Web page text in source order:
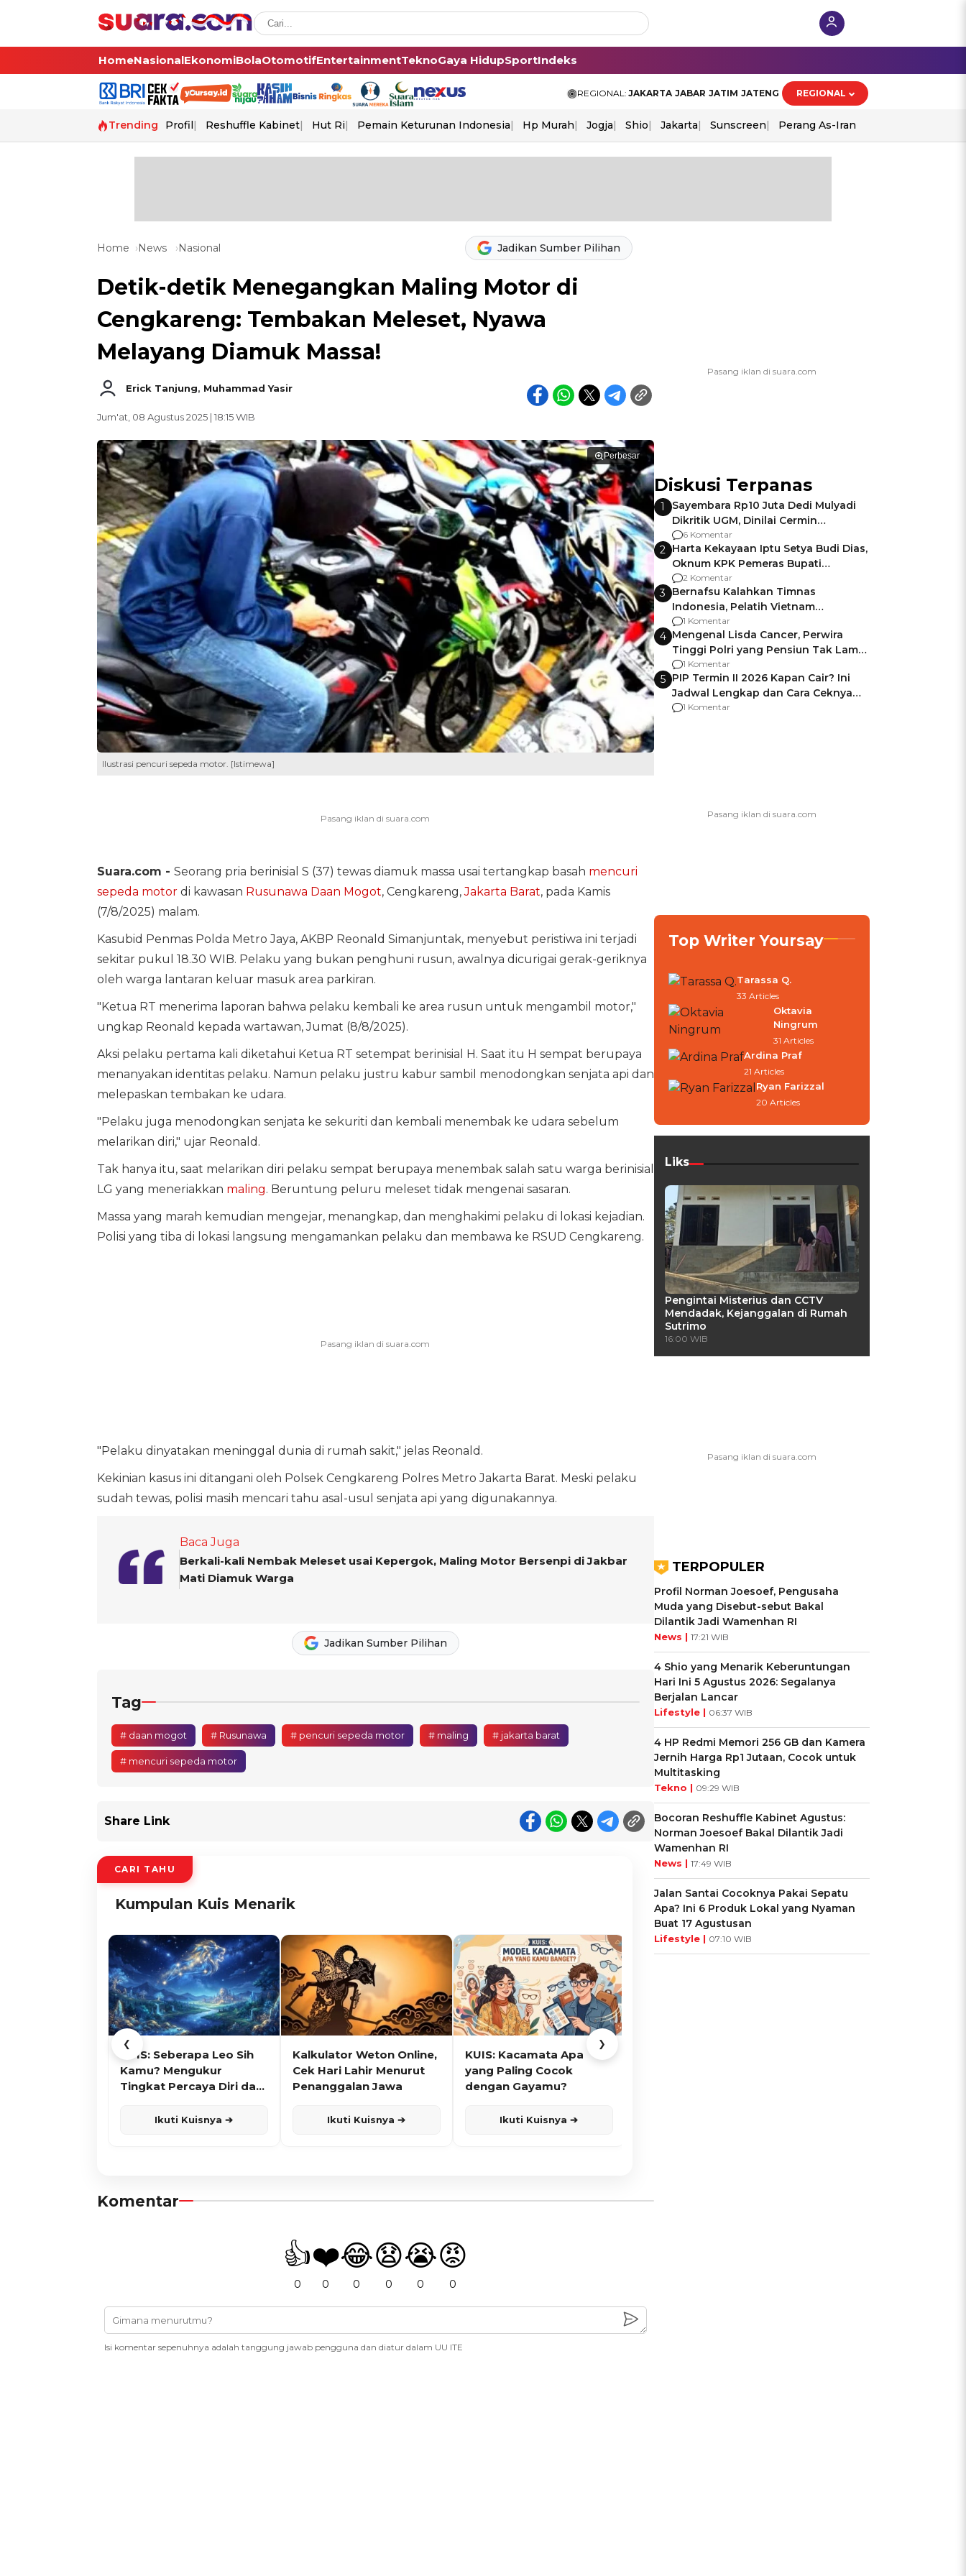
HomeNasionalEkonomiBolaOtomotifEntertainmentTeknoGaya HidupSportIndeks
REGIONAL: JAKARTA JABAR JATIM JATENG REGIONAL
Trending Profil Reshuffle Kabinet Hut Ri Pemain Keturunan Indonesia Hp Murah Jogja Shio Jakarta Sunscreen Perang As-Iran
Home News Nasional Jadikan Sumber Pilihan
Detik-detik Menegangkan Maling Motor di
Cengkareng: Tembakan Meleset, Nyawa
Melayang Diamuk Massa!
Erick Tanjung, Muhammad Yasir
Jum'at, 08 Agustus 2025 | 18:15 WIB
Perbesar
Ilustrasi pencuri sepeda motor. [Istimewa]
Suara.com - Seorang pria berinisial S (37) tewas diamuk massa usai tertangkap basah mencuri
sepeda motordi kawasan Rusunawa Daan Mogot, Cengkareng,Jakarta Barat, pada Kamis
(7/8/2025) malam.
Kasubid Penmas Polda Metro Jaya, AKBP Reonald Simanjuntak, menyebut peristiwa ini terjadi
sekitar pukul 18.30 WIB. Pelaku yang bukan penghuni rusun, awalnya dicurigai gerak-geriknya
oleh warga lantaran keluar masuk area parkiran.
"Ketua RT menerima laporan bahwa pelaku kembali ke area rusun untuk mengambil motor,"
ungkap Reonald kepada wartawan, Jumat (8/8/2025).
Aksi pelaku pertama kali diketahui Ketua RT setempat berinisial H. Saat itu H sempat berupaya
menanyakan identitas pelaku. Namun pelaku justru kabur sambil menodongkan senjata api dan
melepaskan tembakan ke udara.
"Pelaku juga menodongkan senjata ke sekuriti dan kembali menembak ke udara sebelum
melarikan diri," ujar Reonald.
Tak hanya itu, saat melarikan diri pelaku sempat berupaya menembak salah satu warga berinisial
LG yang meneriakkan maling. Beruntung peluru meleset tidak mengenai sasaran.
Massa yang marah kemudian mengejar, menangkap, dan menghakimi pelaku di lokasi kejadian.
Polisi yang tiba di lokasi langsung mengamankan pelaku dan membawa ke RSUD Cengkareng.
"Pelaku dinyatakan meninggal dunia di rumah sakit," jelas Reonald.
Kekinian kasus ini ditangani oleh Polsek Cengkareng Polres Metro Jakarta Barat. Meski pelaku
sudah tewas, polisi masih mencari tahu asal-usul senjata api yang digunakannya.
Baca Juga
Berkali-kali Nembak Meleset usai Kepergok, Maling Motor Bersenpi di Jakbar
Mati Diamuk Warga
Jadikan Sumber Pilihan
Tag
# daan mogot # Rusunawa # pencuri sepeda motor # maling # jakarta barat
# mencuri sepeda motor
Share Link
CARI TAHU
Kumpulan Kuis Menarik
❮
KUIS: Seberapa Leo Sih
Kamu? Mengukur
Tingkat Percaya Diri dan
Ikuti Kuisnya ➔
Kalkulator Weton Online,
Cek Hari Lahir Menurut
Penanggalan Jawa
Ikuti Kuisnya ➔
KUIS: Kacamata Apa
yang Paling Cocok
dengan Gayamu?
Ikuti Kuisnya ➔
❯
Komentar
👍
0
❤️
0
😂
0
😧
0
😭
0
😡
0
Isi komentar sepenuhnya adalah tanggung jawab pengguna dan diatur dalam UU ITE
Diskusi Terpanas
1
Sayembara Rp10 Juta Dedi Mulyadi
Dikritik UGM, Dinilai Cermin
Gagalnya Negara Jamin Keamanan
6 Komentar
2 Harta Kekayaan Iptu Setya Budi Dias,
Oknum KPK Pemeras Bupati
Pemalang
2 Komentar
3 Bernafsu Kalahkan Timnas
Indonesia, Pelatih Vietnam
Berencana Pakai Jimat di Pakansari
1 Komentar
4 Mengenal Lisda Cancer, Perwira
Tinggi Polri yang Pensiun Tak Lama
Usai Jadi Brigjen
1 Komentar
5 PIP Termin II 2026 Kapan Cair? Ini
Jadwal Lengkap dan Cara Ceknya
agar Dana Tidak Hangus!
1 Komentar
Top Writer Yoursay
Tarassa Q.
33 Articles
Oktavia
Ningrum
31 Articles
Ardina Praf
21 Articles
Ryan Farizzal
20 Articles
Liks
Pengintai Misterius dan CCTV
Mendadak, Kejanggalan di Rumah
Sutrimo
16:00 WIB
TERPOPULER
Profil Norman Joesoef, Pengusaha
Muda yang Disebut-sebut Bakal
Dilantik Jadi Wamenhan RI
News | 17:21 WIB
4 Shio yang Menarik Keberuntungan
Hari Ini 5 Agustus 2026: Segalanya
Berjalan Lancar
Lifestyle | 06:37 WIB
4 HP Redmi Memori 256 GB dan Kamera
Jernih Harga Rp1 Jutaan, Cocok untuk
Multitasking
Tekno | 09:29 WIB
Bocoran Reshuffle Kabinet Agustus:
Norman Joesoef Bakal Dilantik Jadi
Wamenhan RI
News | 17:49 WIB
Jalan Santai Cocoknya Pakai Sepatu
Apa? Ini 6 Produk Lokal yang Nyaman
Buat 17 Agustusan
Lifestyle | 07:10 WIB